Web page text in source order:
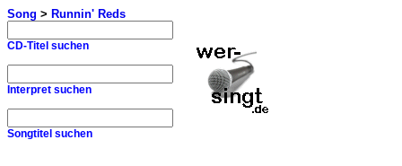
Song > Runnin' Reds
CD-Titel suchen
Interpret suchen
Songtitel suchen